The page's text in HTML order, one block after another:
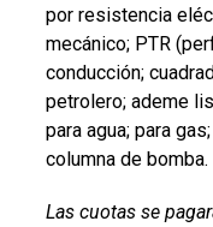
por resistencia
mecánico; PTR
conducción;
petrolero; ademe
para agua; para
columna de bomba.
Las cuotas se